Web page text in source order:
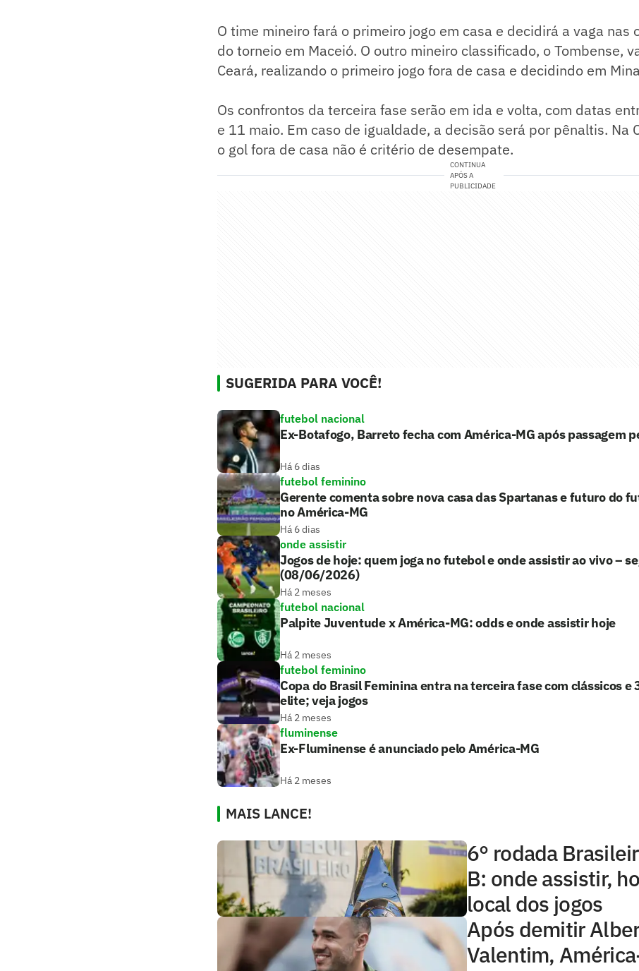
O time mineiro fará o primeiro jogo em casa e decidirá a vaga nas
do torneio em Maceió. O outro mineiro classificado, o Tombense,
Ceará, realizando o primeiro jogo fora de casa e decidindo em
Os confrontos da terceira fase serão em ida e volta, com datas
e 11 maio. Em caso de igualdade, a decisão será por pênaltis. Na
o gol fora de casa não é critério de desempate.
CONTINUA
APÓS A
PUBLICIDADE
SUGERIDA PARA VOCÊ!
futebol nacional
Ex-Botafogo, Barreto fecha com América-MG após passagem
Há 6 dias
futebol feminino
Gerente comenta sobre nova casa das Spartanas e futuro do
no América-MG
Há 6 dias
onde assistir
Jogos de hoje: quem joga no futebol e onde assistir ao vivo –
(08/06/2026)
Há 2 meses
futebol nacional
Palpite Juventude x América-MG: odds e onde assistir hoje
Há 2 meses
futebol feminino
Copa do Brasil Feminina entra na terceira fase com clássicos e
elite; veja jogos
Há 2 meses
fluminense
Ex-Fluminense é anunciado pelo América-MG
Há 2 meses
MAIS LANCE!
6° rodada
B: onde assistir,
local dos jogos
Após demitir
Valentim,